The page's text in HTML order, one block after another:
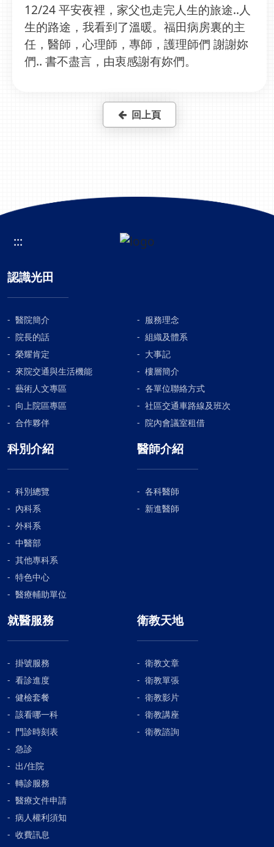
12/24 平安夜裡，家父也走完人生的旅途..人
生的路途，我看到了溫暖。福田病房裏的主
任，醫師，心理師，專師，護理師們 謝謝妳
們.. 書不盡言，由衷感謝有妳們。
回上頁
:::
認識光田
醫院簡介
服務理念
院長的話
組織及體系
榮耀肯定
大事記
來院交通與生活機能
樓層簡介
藝術人文專區
各單位聯絡方式
向上院區專區
社區交通車路線及班次
合作夥伴
院內會議室租借
科別介紹
科別總覽
內科系
外科系
中醫部
其他專科系
特色中心
醫療輔助單位
醫師介紹
各科醫師
新進醫師
就醫服務
掛號服務
看診進度
健檢套餐
該看哪一科
門診時刻表
急診
出/住院
轉診服務
醫療文件申請
病人權利須知
收費訊息
衛教天地
衛教文章
衛教單張
衛教影片
衛教講座
衛教諮詢